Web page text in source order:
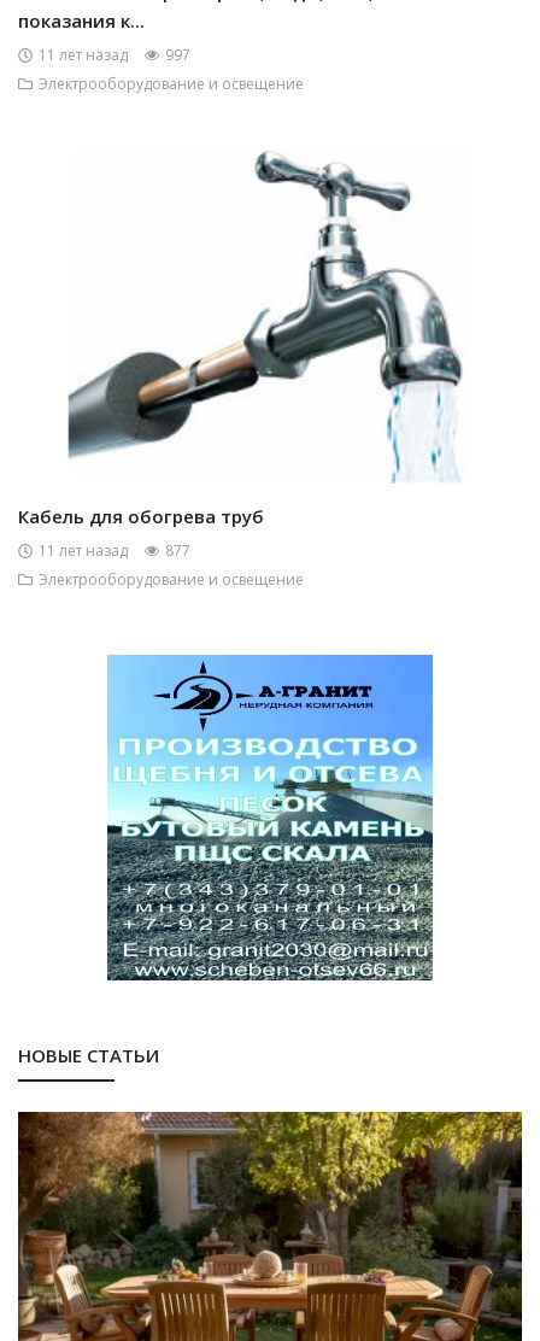
показания к...
11 лет назад
997
Электрооборудование и освещение
Кабель для обогрева труб
11 лет назад
877
Электрооборудование и освещение
НОВЫЕ СТАТЬИ